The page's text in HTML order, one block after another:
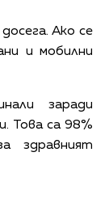
Ако се
и мобилни
заради
Това са 98%
здравният